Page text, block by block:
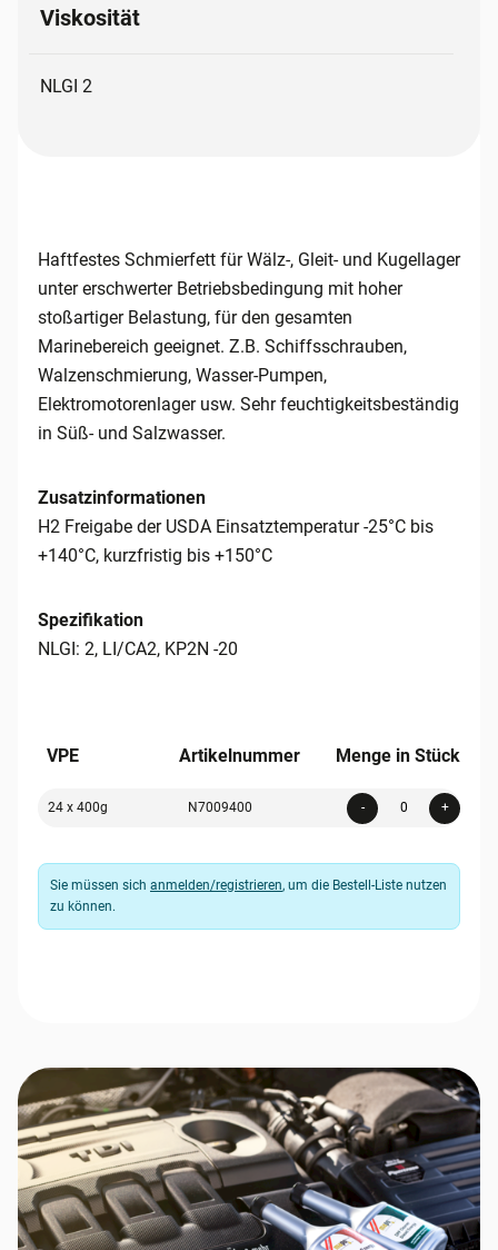
Viskosität
NLGI 2
Haftfestes Schmierfett für Wälz-, Gleit- und Kugellager
unter erschwerter Betriebsbedingung mit hoher
stoßartiger Belastung, für den gesamten
Marinebereich geeignet. Z.B. Schiffsschrauben,
Walzenschmierung, Wasser-Pumpen,
Elektromotorenlager usw. Sehr feuchtigkeitsbeständig
in Süß- und Salzwasser.
Zusatzinformationen
H2 Freigabe der USDA Einsatztemperatur -25°C bis
+140°C, kurzfristig bis +150°C
Spezifikation
NLGI: 2, LI/CA2, KP2N -20
VPE Artikelnummer Menge in Stück
24 x 400g N7009400 - +
Sie müssen sich anmelden/registrieren, um die Bestell-Liste nutzen
zu können.